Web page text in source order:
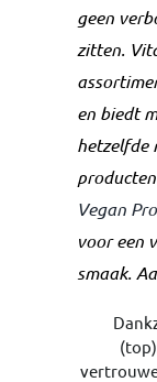
geen
zitten.
en biedt
hetzelfde
Vegan
voor een
smaak.